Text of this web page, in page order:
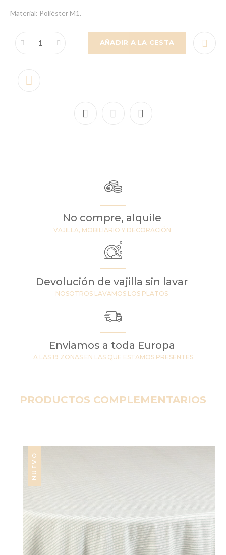
Material: Poliéster M1.
AÑADIR A LA CESTA
No compre, alquile
VAJILLA, MOBILIARIO Y DECORACIÓN
Devolución de vajilla sin lavar
NOSOTROS LAVAMOS LOS PLATOS
Enviamos a toda Europa
A LAS 19 ZONAS EN LAS QUE ESTAMOS PRESENTES
PRODUCTOS COMPLEMENTARIOS
NUEVO